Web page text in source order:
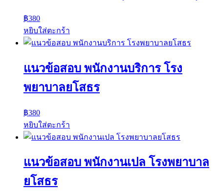
฿380
หยิบใส่ตะกร้า
แนวข้อสอบ พนักงานบริการ โรง
พยาบาลยโสธร
฿380
หยิบใส่ตะกร้า
แนวข้อสอบ พนักงานเปล โรงพยาบาล
ยโสธร